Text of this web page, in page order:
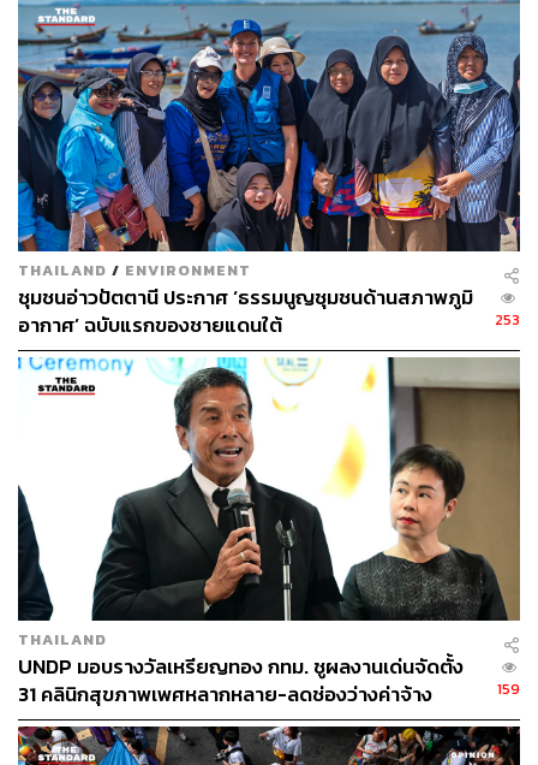
THAILAND / ENVIRONMENT
ชุมชนอ่าวปัตตานี ประกาศ ‘ธรรมนูญชุมชนด้านสภาพภูมิ
อากาศ’ ฉบับแรกของชายแดนใต้
253
THAILAND
UNDP มอบรางวัลเหรียญทอง กทม. ชูผลงานเด่นจัดตั้ง
31 คลินิกสุขภาพเพศหลากหลาย-ลดช่องว่างค่าจ้าง
159